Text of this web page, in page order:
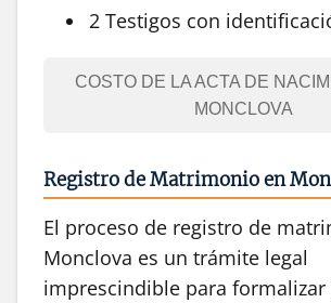
2 Testigos con
COSTO DE LA ACTA DE
MONCLOVA
Registro de Matrimonio en
El proceso de registro de
Monclova es un trámite legal
imprescindible para